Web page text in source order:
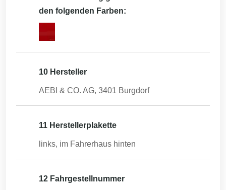
den folgenden Farben:
10 Hersteller
AEBI & CO. AG, 3401 Burgdorf
11 Herstellerplakette
links, im Fahrerhaus hinten
12 Fahrgestellnummer